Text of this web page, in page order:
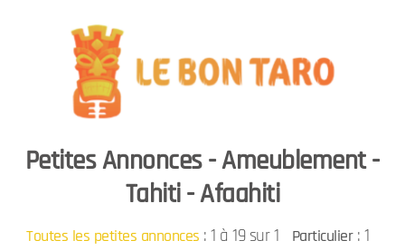
Petites Annonces - Ameublement -
Tahiti - Afaahiti
Toutes les petites annonces :1 à 19 sur 1 Particulier: 1